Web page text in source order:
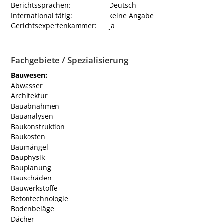
Berichtssprachen:
Deutsch
International tätig:
keine Angabe
Gerichtsexpertenkammer:
Ja
Fachgebiete / Spezialisierung
Bauwesen:
Abwasser
Architektur
Bauabnahmen
Bauanalysen
Baukonstruktion
Baukosten
Baumängel
Bauphysik
Bauplanung
Bauschäden
Bauwerkstoffe
Betontechnologie
Bodenbeläge
Dächer